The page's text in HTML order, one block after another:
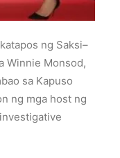
ng Saksi–
Winnie Monsod,
sa Kapuso
ng mga host ng